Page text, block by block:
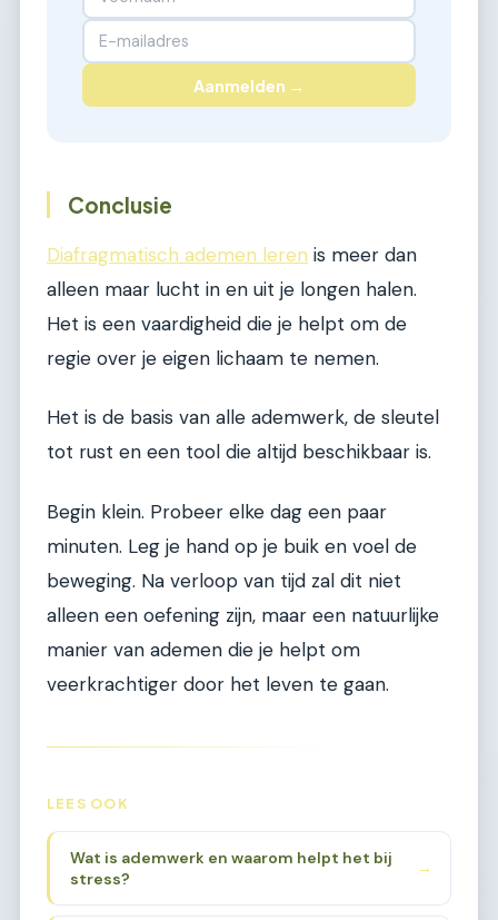
Aanmelden →
Conclusie
Diafragmatisch ademen leren is meer dan
alleen maar lucht in en uit je longen halen.
Het is een vaardigheid die je helpt om de
regie over je eigen lichaam te nemen.
Het is de basis van alle ademwerk, de sleutel
tot rust en een tool die altijd beschikbaar is.
Begin klein. Probeer elke dag een paar
minuten. Leg je hand op je buik en voel de
beweging. Na verloop van tijd zal dit niet
alleen een oefening zijn, maar een natuurlijke
manier van ademen die je helpt om
veerkrachtiger door het leven te gaan.
LEES OOK
Wat is ademwerk en waarom helpt het bij
stress?
→